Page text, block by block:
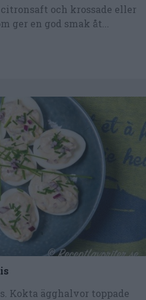
och krossade eller
ger en god smak åt...
Kokta ägghalvor toppade